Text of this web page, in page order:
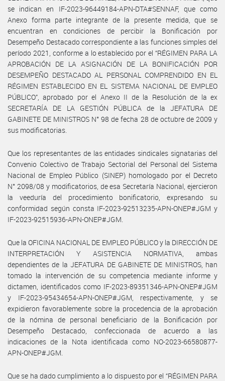
se indican en IF-2023-96449184-APN-DTA#SENNAF, que como
Anexo forma parte integrante de la presente medida, que se
encuentran en condiciones de percibir la Bonificación por
Desempeño Destacado correspondiente a las funciones simples del
período 2021, conforme a lo establecido por el “RÉGIMEN PARA LA
APROBACIÓN DE LA ASIGNACIÓN DE LA BONIFICACIÓN POR
DESEMPEÑO DESTACADO AL PERSONAL COMPRENDIDO EN EL
RÉGIMEN ESTABLECIDO EN EL SISTEMA NACIONAL DE EMPLEO
PÚBLICO”, aprobado por el Anexo II de la Resolución de la ex
SECRETARÍA DE LA GESTIÓN PÚBLICA de la JEFATURA DE
GABINETE DE MINISTROS N° 98 de fecha 28 de octubre de 2009 y
sus modificatorias.
Que los representantes de las entidades sindicales signatarias del
Convenio Colectivo de Trabajo Sectorial del Personal del Sistema
Nacional de Empleo Público (SINEP) homologado por el Decreto
N° 2098/08 y modificatorios, de esa Secretaría Nacional, ejercieron
la veeduría del procedimiento bonificatorio, expresando su
conformidad según consta IF-2023-92513235-APN-ONEP#JGM y
IF-2023-92515936-APN-ONEP#JGM.
Que la OFICINA NACIONAL DE EMPLEO PÚBLICO y la DIRECCIÓN DE
INTERPRETACIÓN Y ASISTENCIA NORMATIVA, ambas
dependientes de la JEFATURA DE GABINETE DE MINISTROS, han
tomado la intervención de su competencia mediante informe y
dictamen, identificados como IF-2023-89351346-APN-ONEP#JGM
y IF-2023-95434654-APN-ONEP#JGM, respectivamente, y se
expidieron favorablemente sobre la procedencia de la aprobación
de la nómina de personal beneficiario de la Bonificación por
Desempeño Destacado, confeccionada de acuerdo a las
indicaciones de la Nota identificada como NO-2023-66580877-
APN-ONEP#JGM.
Que se ha dado cumplimiento a lo dispuesto por el “RÉGIMEN PARA